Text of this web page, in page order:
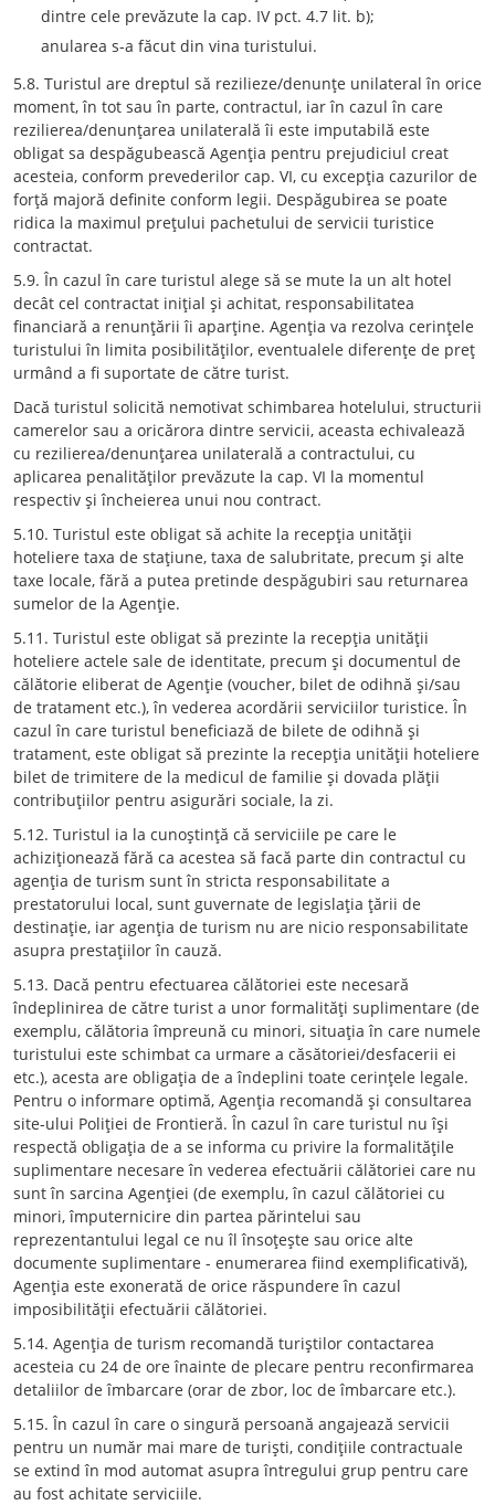
dintre cele prevăzute la cap. IV pct. 4.7 lit. b);
anularea s-a făcut din vina turistului.
5.8. Turistul are dreptul să rezilieze/denunţe unilateral în orice
moment, în tot sau în parte, contractul, iar în cazul în care
rezilierea/denunţarea unilaterală îi este imputabilă este
obligat sa despăgubească Agenţia pentru prejudiciul creat
acesteia, conform prevederilor cap. VI, cu excepţia cazurilor de
forţă majoră definite conform legii. Despăgubirea se poate
ridica la maximul preţului pachetului de servicii turistice
contractat.
5.9. În cazul în care turistul alege să se mute la un alt hotel
decât cel contractat iniţial şi achitat, responsabilitatea
financiară a renunţării îi aparţine. Agenţia va rezolva cerinţele
turistului în limita posibilităţilor, eventualele diferenţe de preţ
urmând a fi suportate de către turist.
Dacă turistul solicită nemotivat schimbarea hotelului, structurii
camerelor sau a oricărora dintre servicii, aceasta echivalează
cu rezilierea/denunţarea unilaterală a contractului, cu
aplicarea penalităţilor prevăzute la cap. VI la momentul
respectiv şi încheierea unui nou contract.
5.10. Turistul este obligat să achite la recepţia unităţii
hoteliere taxa de staţiune, taxa de salubritate, precum şi alte
taxe locale, fără a putea pretinde despăgubiri sau returnarea
sumelor de la Agenţie.
5.11. Turistul este obligat să prezinte la recepţia unităţii
hoteliere actele sale de identitate, precum şi documentul de
călătorie eliberat de Agenţie (voucher, bilet de odihnă şi/sau
de tratament etc.), în vederea acordării serviciilor turistice. În
cazul în care turistul beneficiază de bilete de odihnă şi
tratament, este obligat să prezinte la recepţia unităţii hoteliere
bilet de trimitere de la medicul de familie şi dovada plăţii
contribuţiilor pentru asigurări sociale, la zi.
5.12. Turistul ia la cunoştinţă că serviciile pe care le
achiziţionează fără ca acestea să facă parte din contractul cu
agenţia de turism sunt în stricta responsabilitate a
prestatorului local, sunt guvernate de legislaţia ţării de
destinaţie, iar agenţia de turism nu are nicio responsabilitate
asupra prestaţiilor în cauză.
5.13. Dacă pentru efectuarea călătoriei este necesară
îndeplinirea de către turist a unor formalităţi suplimentare (de
exemplu, călătoria împreună cu minori, situaţia în care numele
turistului este schimbat ca urmare a căsătoriei/desfacerii ei
etc.), acesta are obligaţia de a îndeplini toate cerinţele legale.
Pentru o informare optimă, Agenţia recomandă şi consultarea
site-ului Poliţiei de Frontieră. În cazul în care turistul nu îşi
respectă obligaţia de a se informa cu privire la formalităţile
suplimentare necesare în vederea efectuării călătoriei care nu
sunt în sarcina Agenţiei (de exemplu, în cazul călătoriei cu
minori, împuternicire din partea părintelui sau
reprezentantului legal ce nu îl însoţeşte sau orice alte
documente suplimentare - enumerarea fiind exemplificativă),
Agenţia este exonerată de orice răspundere în cazul
imposibilităţii efectuării călătoriei.
5.14. Agenţia de turism recomandă turiştilor contactarea
acesteia cu 24 de ore înainte de plecare pentru reconfirmarea
detaliilor de îmbarcare (orar de zbor, loc de îmbarcare etc.).
5.15. În cazul în care o singură persoană angajează servicii
pentru un număr mai mare de turişti, condiţiile contractuale
se extind în mod automat asupra întregului grup pentru care
au fost achitate serviciile.